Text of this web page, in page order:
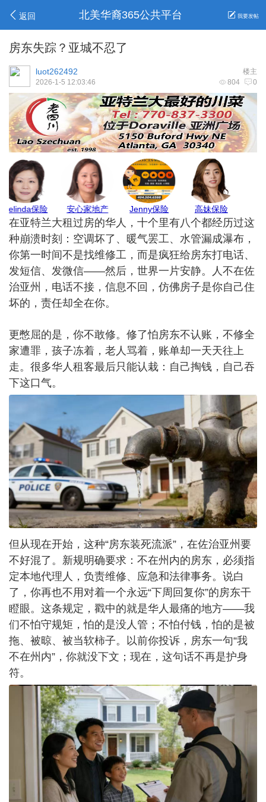
返回 北美华裔365公共平台 我要发帖
房东失踪？亚城不忍了
楼主
luot262492
804 0
2026-1-5 12:03:46
Max Pest 地毯王 莉莉姐 亚城商家
在亚特兰大租过房的华人，十个里有八个都经历过这
种崩溃时刻：空调坏了、暖气罢工、水管漏成瀑布，
你第一时间不是找维修工，而是疯狂给房东打电话、
发短信、发微信——然后，世界一片安静。人不在佐
治亚州，电话不接，信息不回，仿佛房子是你自己住
坏的，责任却全在你。
更憋屈的是，你不敢修。修了怕房东不认账，不修全
家遭罪，孩子冻着，老人骂着，账单却一天天往上
走。很多华人租客最后只能认栽：自己掏钱，自己吞
下这口气。
但从现在开始，这种“房东装死流派”，在佐治亚州要
不好混了。新规明确要求：不在州内的房东，必须指
定本地代理人，负责维修、应急和法律事务。说白
了，你再也不用对着一个永远“下周回复你”的房东干
瞪眼。 这条规定，戳中的就是华人最痛的地方——我
们不怕守规矩，怕的是没人管；不怕付钱，怕的是被
拖、被晾、被当软柿子。以前你投诉，房东一句“我
不在州内”，你就没下文；现在，这句话不再是护身
符。